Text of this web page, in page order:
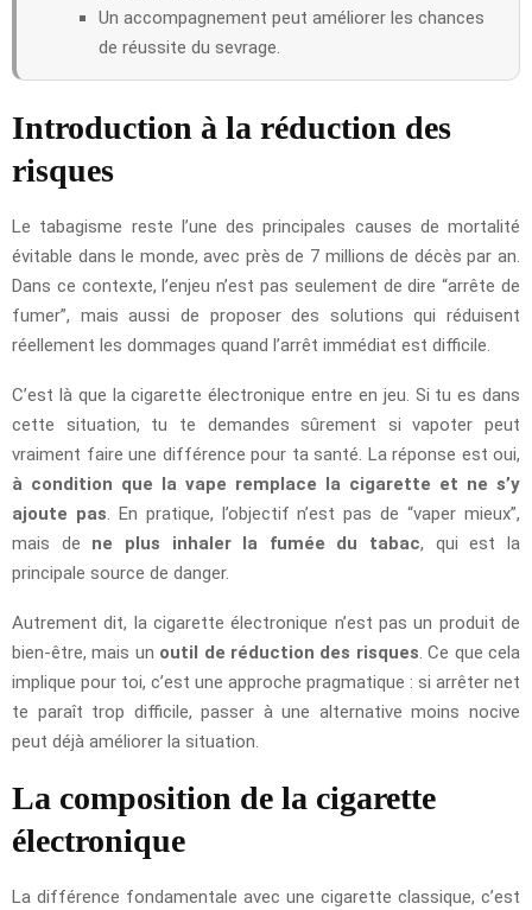
Un accompagnement peut améliorer les chances
de réussite du sevrage.
Introduction à la réduction des
risques
Le tabagisme reste l’une des principales causes de mortalité
évitable dans le monde, avec près de 7 millions de décès par an.
Dans ce contexte, l’enjeu n’est pas seulement de dire “arrête de
fumer”, mais aussi de proposer des solutions qui réduisent
réellement les dommages quand l’arrêt immédiat est difficile.
C’est là que la cigarette électronique entre en jeu. Si tu es dans
cette situation, tu te demandes sûrement si vapoter peut
vraiment faire une différence pour ta santé. La réponse est oui,
à condition que la vape remplace la cigarette et ne s’y
ajoute pas . En pratique, l’objectif n’est pas de “vaper mieux”,
mais de ne plus inhaler la fumée du tabac, qui est la
principale source de danger.
Autrement dit, la cigarette électronique n’est pas un produit de
bien-être, mais un outil de réduction des risques . Ce que cela
implique pour toi, c’est une approche pragmatique : si arrêter net
te paraît trop difficile, passer à une alternative moins nocive
peut déjà améliorer la situation.
La composition de la cigarette
électronique
La différence fondamentale avec une cigarette classique, c’est